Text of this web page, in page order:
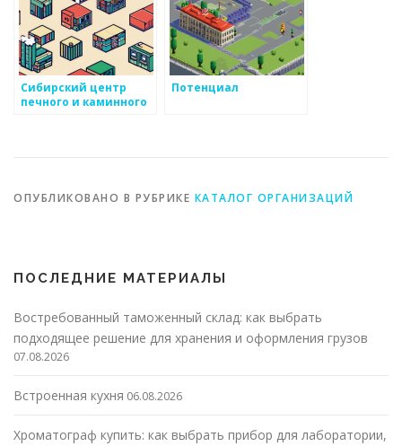
Сибирский центр
печного и каминного
Потенциал
ОПУБЛИКОВАНО В РУБРИКЕ КАТАЛОГ ОРГАНИЗАЦИЙ
ПОСЛЕДНИЕ МАТЕРИАЛЫ
Востребованный таможенный склад: как выбрать
подходящее решение для хранения и оформления грузов
07.08.2026
Встроенная кухня 06.08.2026
Хроматограф купить: как выбрать прибор для лаборатории,